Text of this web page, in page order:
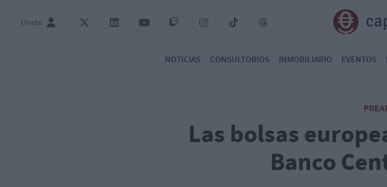
Únete
NOTICIAS CONSULTORIOS INMOBILIARIO EVENTOS
Las bolsas
Banco